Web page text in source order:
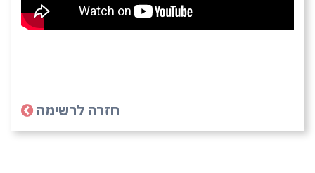
חזרה לרשימה